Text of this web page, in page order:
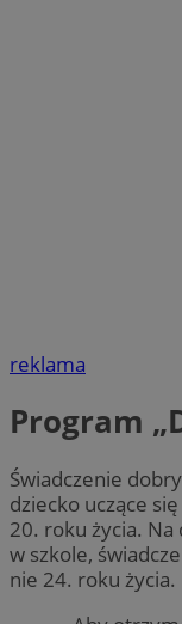
reklama
Program
Świadczenie
dziecko uczące
20. roku życia. Na
w szkole,
nie 24. roku życia.